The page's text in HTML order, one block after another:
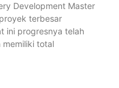
Development Master
terbesar
ini progresnya telah
memiliki total